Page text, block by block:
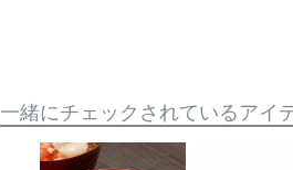
一緒にチェックされているアイ